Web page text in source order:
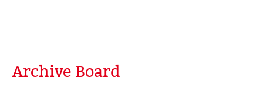
Archive Board